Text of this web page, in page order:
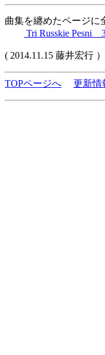
曲集を纏めたページに
Tri Russkie Pesni
( 2014.11.15 藤井宏行 ）
TOPページへ 更新情